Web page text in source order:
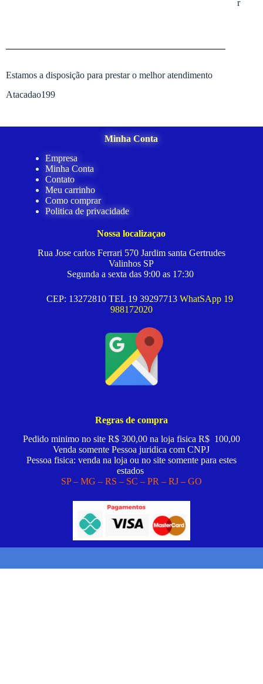
r
Estamos a disposição para prestar o melhor atendimento
Atacadao199
Minha Conta
Empresa
Minha Conta
Contato
Meu carrinho
Como comprar
Politica de privacidade
Nossa localizaçao
Rua Jose carlos Ferrari 570 Jardim santa Gertrudes
Valinhos SP
Segunda a sexta das 9:00 as 17:30
CEP: 13272810 TEL 19 39297713 WhatSApp 19
988172020
Regras de compra
Pedido minimo no site R$ 300,00 na loja fisica R$ 100,00
Venda somente Pessoa juridica com CNPJ
Pessoa fisica: venda na loja ou no site somente para estes
estados
SP – MG – RS – SC – PR – RJ – GO